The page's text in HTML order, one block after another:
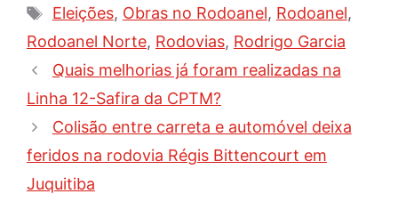
Tags
Eleições, Obras no Rodoanel, Rodoanel,
Rodoanel Norte, Rodovias, Rodrigo Garcia
Quais melhorias já foram realizadas na
Linha 12-Safira da CPTM?
Colisão entre carreta e automóvel deixa
feridos na rodovia Régis Bittencourt em
Juquitiba